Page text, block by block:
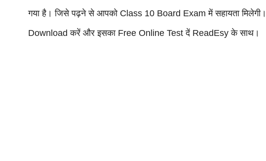
गया है। जिसे पढ़ने से आपको Class 10 Board Exam मेंसहायता
Download करें और इसका Free Online Test दें ReadEsy के साथ।